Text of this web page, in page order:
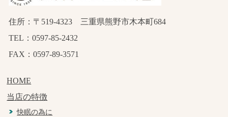
住所：〒519-4323 三重県熊野市木本町684
TEL：0597-85-2432
FAX：0597-89-3571
HOME
当店の特徴
快眠の為に